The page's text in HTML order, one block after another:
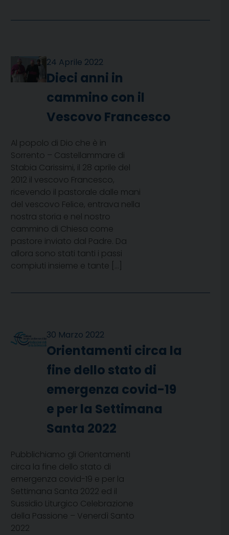
24 Aprile 2022
Dieci anni in
cammino con il
Vescovo Francesco
Al popolo di Dio che è in
Sorrento – Castellammare di
Stabia Carissimi, il 28 aprile del
2012 il vescovo Francesco,
ricevendo il pastorale dalle mani
del vescovo Felice, entrava nella
nostra storia e nel nostro
cammino di Chiesa come
pastore inviato dal Padre. Da
allora sono stati tanti i passi
compiuti insieme e tante […]
30 Marzo 2022
Orientamenti circa la
fine dello stato di
emergenza covid-19
e per la Settimana
Santa 2022
Pubblichiamo gli Orientamenti
circa la fine dello stato di
emergenza covid-19 e per la
Settimana Santa 2022 ed il
Sussidio Liturgico Celebrazione
della Passione – Venerdì Santo
2022